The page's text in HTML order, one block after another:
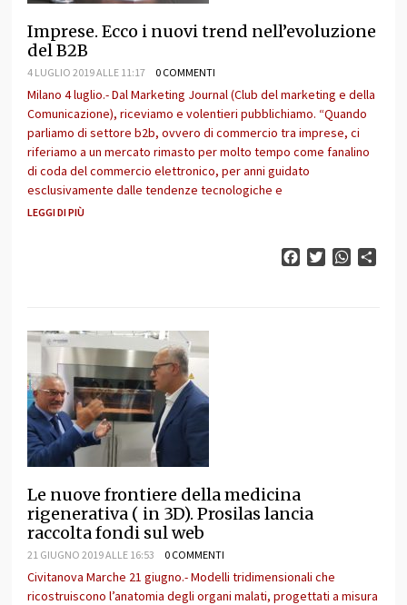
Imprese. Ecco i nuovi trend nell’evoluzione
del B2B
4 LUGLIO 2019 ALLE 11:17 0 COMMENTI
Milano 4 luglio.- Dal Marketing Journal (Club del marketing e della
Comunicazione), riceviamo e volentieri pubblichiamo. “Quando
parliamo di settore b2b, ovvero di commercio tra imprese, ci
riferiamo a un mercato rimasto per molto tempo come fanalino
di coda del commercio elettronico, per anni guidato
esclusivamente dalle tendenze tecnologiche e
LEGGI DI PIÙ
FacebookTwitter
Le nuove frontiere della medicina
rigenerativa ( in 3D). Prosilas lancia
raccolta fondi sul web
21 GIUGNO 2019 ALLE 16:53 0 COMMENTI
Civitanova Marche 21 giugno.- Modelli tridimensionali che
ricostruiscono l’anatomia degli organi malati, progettati a misura